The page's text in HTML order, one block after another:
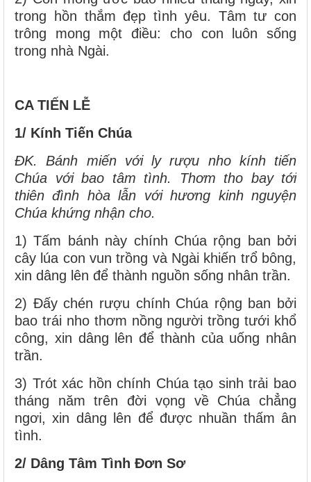
trong hồn thắm đẹp tình yêu. Tâm tư con
trông mong một điều: cho con luôn sống
trong nhà Ngài.
CA TIẾN LỄ
1/ Kính Tiến Chúa
ĐK. Bánh miến với ly rượu nho kính tiến
Chúa với bao tâm tình. Thơm tho bay tới
thiên đình hòa lẫn với hương kinh nguyện
Chúa khứng nhận cho.
1) Tấm bánh này chính Chúa rộng ban bởi
cây lúa con vun trồng và Ngài khiến trổ bông,
xin dâng lên để thành nguồn sống nhân trần.
2) Đấy chén rượu chính Chúa rộng ban bởi
bao trái nho thơm nồng người trồng tưới khổ
công, xin dâng lên để thành của uống nhân
trần.
3) Trót xác hồn chính Chúa tạo sinh trải bao
tháng năm trên đời vọng về Chúa chẳng
ngơi, xin dâng lên để được nhuần thấm ân
tình.
2/ Dâng Tâm Tình Đơn Sơ